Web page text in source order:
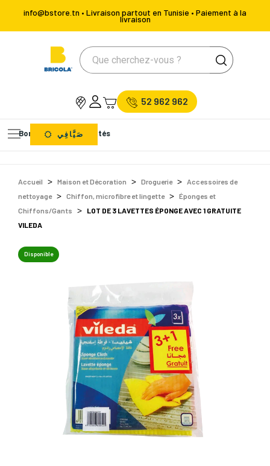
info@bstore.tn • Livraison partout en Tunisie • Paiement à la
livraison
52 962 962
Bons Plans Nouveautés
صَيَّافِي
Accueil Maison et Décoration Droguerie
Accessoires de
nettoyage
Chiffon, microfibre et lingette
Éponges et
Chiffons/Gants
LOT DE 3 LAVETTES ÉPONGE AVEC 1 GRATUITE
VILEDA
Disponible